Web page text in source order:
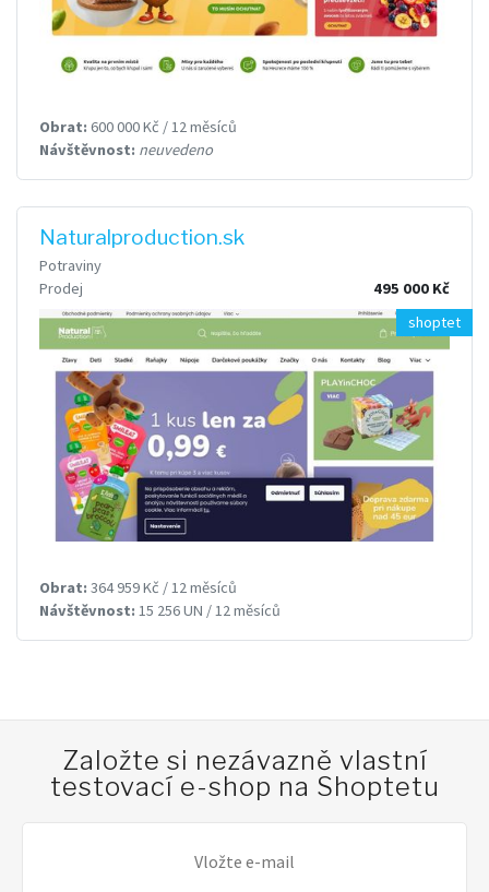
Obrat: 600 000 Kč / 12 měsíců
Návštěvnost: neuvedeno
Naturalproduction.sk
Potraviny
Prodej
495 000 Kč
shoptet
Obrat: 364 959 Kč / 12 měsíců
Návštěvnost: 15 256 UN / 12 měsíců
Založte si nezávazně vlastní
testovací e-shop na Shoptetu